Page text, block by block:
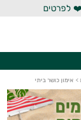
לפרטים
> אימון כושר ביתי